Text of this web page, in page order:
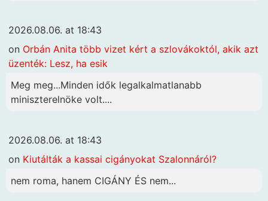
2026.08.06. at 18:43
on Orbán Anita több vizet kért a szlovákoktól, akik azt
üzenték: Lesz, ha esik
Meg meg...Minden idők legalkalmatlanabb
miniszterelnöke volt....
2026.08.06. at 18:43
on Kiutálták a kassai cigányokat Szalonnáról?
nem roma, hanem CIGÁNY ÉS nem...